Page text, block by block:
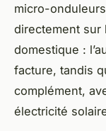
micro-
directement sur
domestique :
facture, tandis
complément,
électricité